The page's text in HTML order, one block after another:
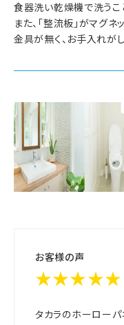
食器洗い乾燥機で洗うこ
また、「整流板」がマグネ
金具が無く、お手入れが
お客様の声
★★★★★
タカラのホーローパ